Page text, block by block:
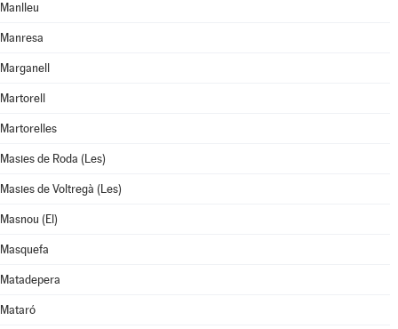
Manlleu
Manresa
Marganell
Martorell
Martorelles
Masies de Roda (Les)
Masies de Voltregà (Les)
Masnou (El)
Masquefa
Matadepera
Mataró